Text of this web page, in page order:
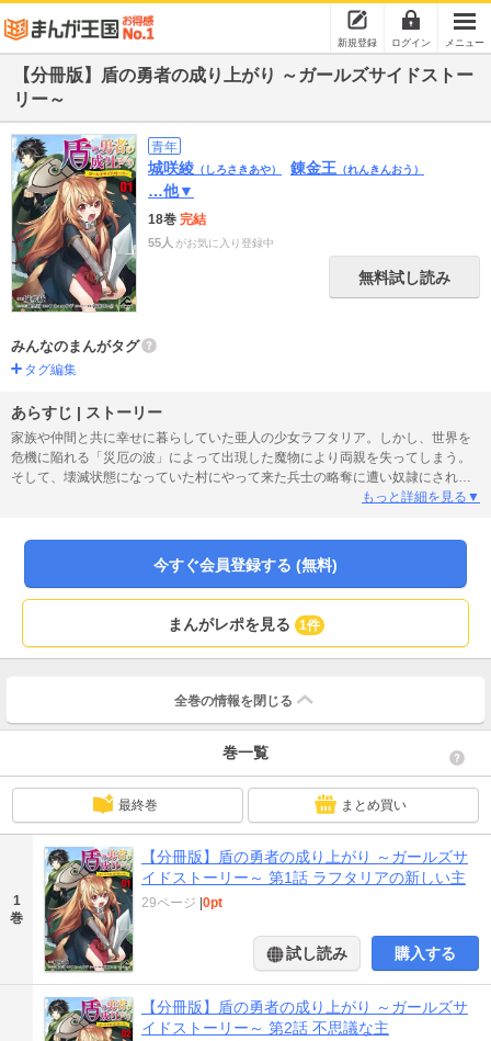
新規登録 ログイン メニュー
【分冊版】盾の勇者の成り上がり ～ガールズサイドストー
リー～
青年
城咲綾 （しろさきあや） 錬金王 （れんきんおう）
…他▼
18巻 完結
55人 がお気に入り登録中
無料試し読み
みんなのまんがタグ
タグ編集
あらすじ | ストーリー
家族や仲間と共に幸せに暮らしていた亜人の少女ラフタリア。しかし、世界を
危機に陥れる「災厄の波」によって出現した魔物により両親を失ってしまう。
そして、壊滅状態になっていた村にやって来た兵士の略奪に遭い奴隷にされて
しまう。生きる希望を失っていたラフタリアだったが、この世界を救うため異
いくなかで徐々に深まっていく絆。そして、再び起こる「災厄の波」――。ラ
フタリア視点で描かれる、もうひとつの物語。
もっと詳細を見る▼
今すぐ会員登録する (無料)
まんがレポを見る 1件
全巻の情報を 閉じる
巻一覧
最終巻 まとめ買い
1
巻
【分冊版】盾の勇者の成り上がり ～ガールズサ
イドストーリー～ 第1話 ラフタリアの新しい主
29ページ |0pt
試し読み 購入する
【分冊版】盾の勇者の成り上がり ～ガールズサ
イドストーリー～ 第2話 不思議な主